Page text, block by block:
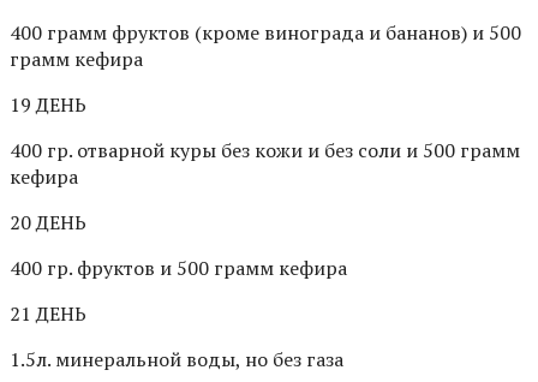
400 грамм фруктов (кроме винограда и бананов) и 500
грамм кефира
19 ДЕНЬ
400 гр. отварной куры без кожи и без соли и 500 грамм
кефира
20 ДЕНЬ
400 гр. фруктов и 500 грамм кефира
21 ДЕНЬ
1.5л. минеральной воды, но без газа